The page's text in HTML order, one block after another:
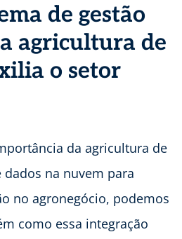
de gestão
agricultura de
o setor
da agricultura de
na nuvem para
no agronegócio, podemos
como essa integração